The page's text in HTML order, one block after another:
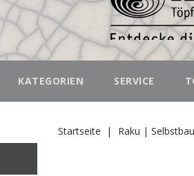
KATEGORIEN SERVICE
Startseite Raku |